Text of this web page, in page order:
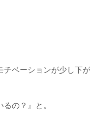
ベーションが少し下
の？』と。